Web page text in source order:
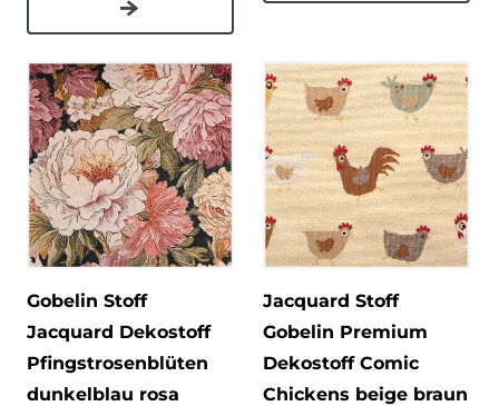
Gobelin Stoff
Jacquard Dekostoff
Pfingstrosenblüten
dunkelblau rosa
Jacquard Stoff
Gobelin Premium
Dekostoff Comic
Chickens beige braun